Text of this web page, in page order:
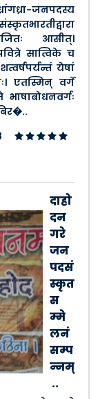
जनपदस्य
आसीत्।
सात्विके च
येषां
एतस्मिन् वर्गे
दाहो
दन
गरे
जन
पदसं
स्कृत
स
म्मे
लनं
सम्प
न्नम्
..